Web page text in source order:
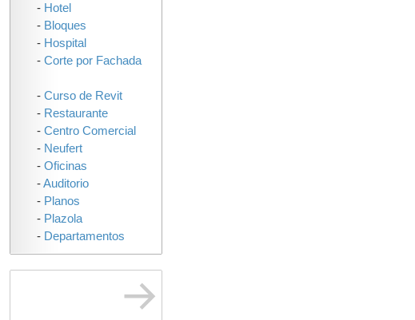
- Hotel
- Bloques
- Hospital
- Corte por Fachada
- Curso de Revit
- Restaurante
- Centro Comercial
- Neufert
- Oficinas
-Auditorio
- Planos
- Plazola
- Departamentos